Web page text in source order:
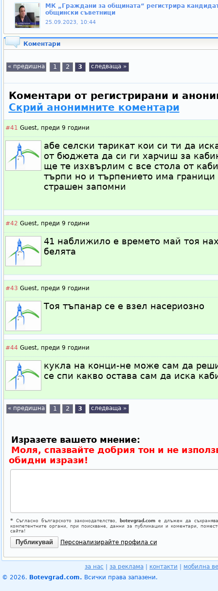
МК „Граждани за общината“ регистрира
общински съветници
25.09.2023, 10:44
Коментари
« предишна 1 2 3 следваща »
Коментари от регистрирани и
Скрий анонимните коментари
#41 Guest, преди 9 години
абе селски тарикат кои си ти да
от бюджета да си ги харчиш за
ще те изхвърлим с все стола от
търпи но и търпението има
страшен запомни
#42 Guest, преди 9 години
41 наближило е времето май тоя
белята
#43 Guest, преди 9 години
Тоя тъпанар се е взел насериозно
#44 Guest, преди 9 години
кукла на конци-не може сам да
се спи какво остава сам да иска
« предишна 1 2 3 следваща »
Изразете вашето мнение:
Моля, спазвайте добрия тон и не
обидни изрази!
*Съгласно българското законодателство, botevgrad.comе длъжен да
компетентните органи, при поискване, данни за публикации и коментари,
сайта!
Персонализирайте профила си
за нас за реклама контакти
мобилна
© 2026. Botevgrad.com. Всички права запазени.